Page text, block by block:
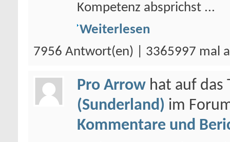
Kompetenz absprichst ...
Weiterlesen
7956 Antwort(en) | 3365997 mal
Pro Arrow hat auf das
(Sunderland) im
Kommentare und